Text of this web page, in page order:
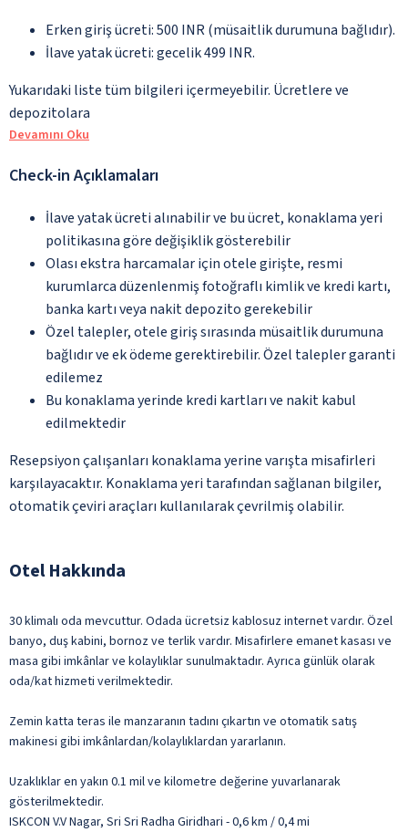
Erken giriş ücreti: 500 INR (müsaitlik durumuna bağlıdır).
İlave yatak ücreti: gecelik 499 INR.
Yukarıdaki liste tüm bilgileri içermeyebilir. Ücretlere ve
depozitolara
Devamını Oku
Check-in Açıklamaları
İlave yatak ücreti alınabilir ve bu ücret, konaklama yeri
politikasına göre değişiklik gösterebilir
Olası ekstra harcamalar için otele girişte, resmi
kurumlarca düzenlenmiş fotoğraflı kimlik ve kredi kartı,
banka kartı veya nakit depozito gerekebilir
Özel talepler, otele giriş sırasında müsaitlik durumuna
bağlıdır ve ek ödeme gerektirebilir. Özel talepler garanti
edilemez
Bu konaklama yerinde kredi kartları ve nakit kabul
edilmektedir
Resepsiyon çalışanları konaklama yerine varışta misafirleri
karşılayacaktır. Konaklama yeri tarafından sağlanan bilgiler,
otomatik çeviri araçları kullanılarak çevrilmiş olabilir.
Otel Hakkında
30 klimalı oda mevcuttur. Odada ücretsiz kablosuz internet vardır. Özel
banyo, duş kabini, bornoz ve terlik vardır. Misafirlere emanet kasası ve
masa gibi imkânlar ve kolaylıklar sunulmaktadır. Ayrıca günlük olarak
oda/kat hizmeti verilmektedir.
Zemin katta teras ile manzaranın tadını çıkartın ve otomatik satış
makinesi gibi imkânlardan/kolaylıklardan yararlanın.
Uzaklıklar en yakın 0.1 mil ve kilometre değerine yuvarlanarak
gösterilmektedir.
ISKCON V.V Nagar, Sri Sri Radha Giridhari - 0,6 km / 0,4 mi